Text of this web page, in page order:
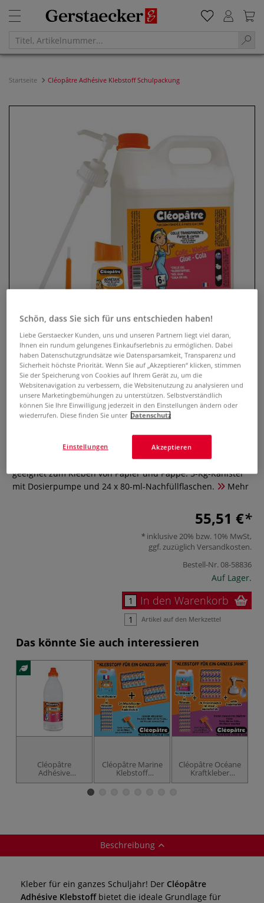
Startseite Cléopâtre Adhésive Klebstoff Schulpackung
Cléopâtre Adhésive Klebstoff
Schulpackung
0 Bewertungen
Die Cléopâtre Adhésive Klebstoff Schulpackung ist ideal
geeignet zum Kleben von Papier und Pappe. 5-Kg-Kanister
mit Dosierpumpe und 24 x 80-ml-Nachfüllflaschen.
Mehr
55,51 €
inklusive 20% bzw. 10% MwSt,
ggf. zuzüglich Versandkosten.
Bestell-Nr.08-58836
Auf Lager.
In den Warenkorb
Artikel auf den Merkzettel
Das könnte Sie auch interessieren
Cléopâtre
Adhésive
hypoallergener
Cléopâtre Marine
Klebstoff
Schulpackung
Cléopâtre Océane
Kraftkleber
Schulpackung
Beschreibung
Kleber für ein ganzes Schuljahr! Der Cléopâtre
Adhésive Klebstoffbietet die ideale Grundlage für
Schön, dass Sie sich für uns entschieden haben!
Liebe Gerstaecker Kunden, uns und unseren Partnern liegt viel daran,
Ihnen ein rundum gelungenes Einkaufserlebnis zu ermöglichen. Dabei
haben Datenschutzgrundsätze wie Datensparsamkeit, Transparenz und
Sicherheit höchste Priorität. Wenn Sie auf „Akzeptieren“ klicken, stimmen
Sie der Speicherung von Cookies auf Ihrem Gerät zu, um die
Websitenavigation zu verbessern, die Websitenutzung zu analysieren und
unsere Marketingbemühungen zu unterstützen. Selbstverständlich
können Sie Ihre Einwilligung jederzeit in den Einstellungen ändern oder
wiederrufen. Diese finden Sie unter Datenschutz
Akzeptieren
Einstellungen